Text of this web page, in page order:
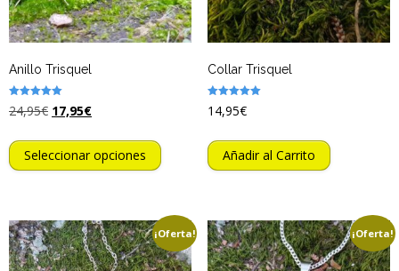
Anillo Trisquel
Valorado
con
24,95€ 17,95€
Seleccionar opciones
Collar Trisquel
Valorado
con
14,95€
Añadir al Carrito
¡Oferta! ¡Oferta!